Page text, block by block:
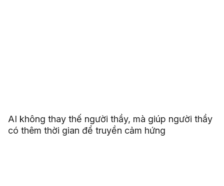
AI không thay thế người thầy, mà giúp người thầy
có thêm thời gian để truyền cảm hứng